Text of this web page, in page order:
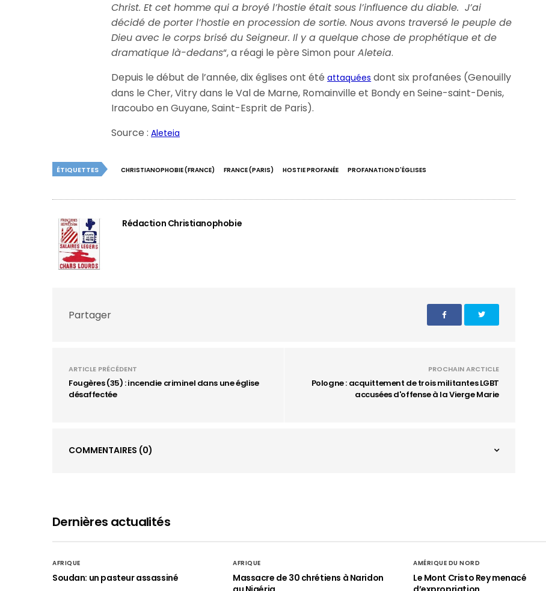
Christ. Et cet homme qui a broyé l’hostie était sous l’influence du diable. J’ai
décidé de porter l’hostie en procession de sortie. Nous avons traversé le peuple de
Dieu avec le corps brisé du Seigneur. Il y a quelque chose de prophétique et de
dramatique là-dedans“, a réagi le père Simon pourAleteia.
Depuis le début de l’année, dix églises ont étéattaquées dont six profanées (Genouilly
dans le Cher, Vitry dans le Val de Marne, Romainville et Bondy en Seine-saint-Denis,
Iracoubo en Guyane, Saint-Esprit de Paris).
Source :Aleteia
ÉTIQUETTES CHRISTIANOPHOBIE (FRANCE) FRANCE (PARIS) HOSTIE PROFANÉE PROFANATION D'ÉGLISES
Rédaction Christianophobie
Partager
ARTICLE PRÉCÉDENT
Fougères (35) : incendie criminel dans une église
désaffectée
PROCHAIN ARCTICLE
Pologne : acquittement de trois militantes LGBT
accusées d'offense à la Vierge Marie
COMMENTAIRES (0)
Dernières actualités
AFRIQUE
Soudan: un pasteur assassiné
AFRIQUE
Massacre de 30 chrétiens à Naridon
AMÉRIQUE DU NORD
Le Mont Cristo Rey menacé